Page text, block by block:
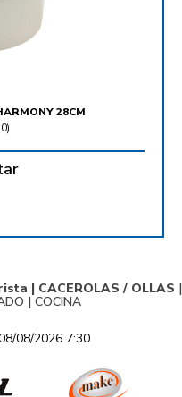
28CM
)
| CACEROLAS / OLLAS |
| COCINA
08/2026 7:30